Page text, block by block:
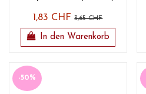
1,83 CHF3,65 CHF
In den Warenkorb
-50%